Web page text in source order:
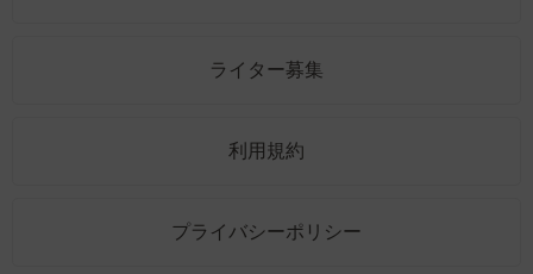
ライター募集
利用規約
プライバシーポリシー